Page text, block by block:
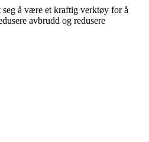
å være et kraftig verktøy for å
avbrudd og redusere